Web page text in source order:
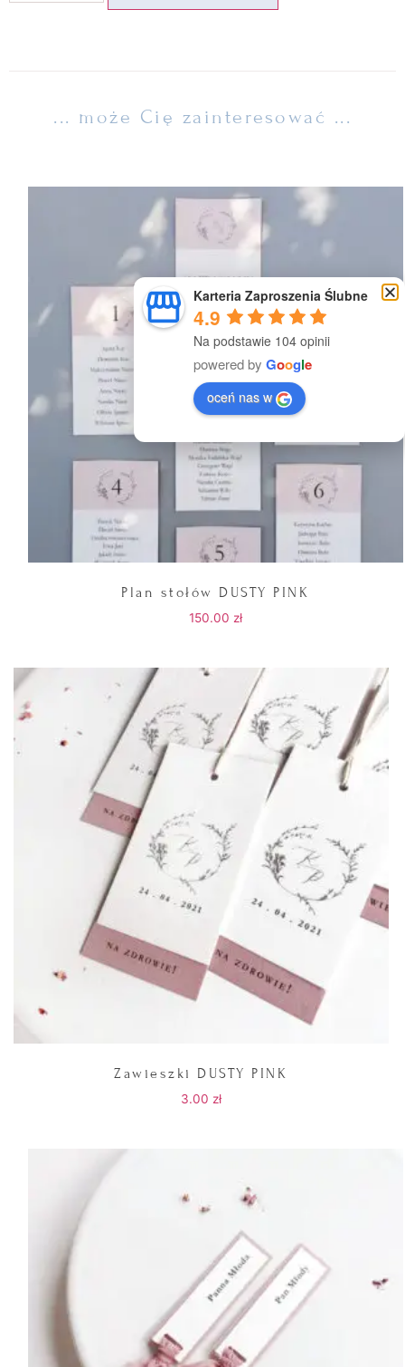
... może Cię zainteresować ...
Plan stołów DUSTY PINK
150.00 zł
Zawieszki DUSTY PINK
3.00 zł
Karteria Zaproszenia Ślubne
4.9
Na podstawie 104 opinii
powered by Google
oceń nas w